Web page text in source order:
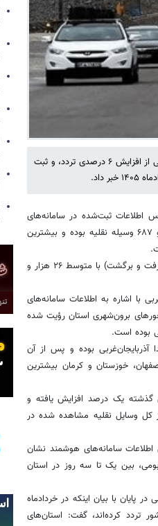
معاون فنی و نظارت بر راه‌های روستایی راهداری و حمل‌ونقل جاده‌ای آذربایجان‌غربی از افزایش ۶ درصدی تردد، و ثبت
اطلاعات ثبت‌شده در سامانه‌های
حمل‌ونقل هوشمند، متوسط تردد روزانه بین‌استانی از ابتدای خردادماه ۱۰۳ هزار و ۶۸۷ وسیله نقلیه بوده و بیشترین
وی با اشاره به محورهای دارای بیشترین تردد استان افزود: محور ارومیه–مهاباد (رفت و برگشت) با متوسط ۲۶ هزار و
با اشاره به اطلاعات سامانه‌های
میلیون و ۱۱۷ هزار و ۳۶۵ پلاک یکتا در محورهای برون‌شهری استان رؤیت شده
مبدا آذربایجان‌غربی بوده و پس از آن
خوزستان و کرمان بیشترین
گذشته یک درصد افزایش یافته و
غیربومی در روزهای ۸ و ۱۵ خرداد معادل ۱۸ درصد از کل وسایل نقلیه مشاهده شده در
اطلاعات سامانه‌های هوشمند نشان
کل وسایل نقلیه غیربومی، بین یک تا سه روز در استان
پایان با بیان اینکه در خردادماه
کشور تردد کرده‌اند، گفت: استان‌های